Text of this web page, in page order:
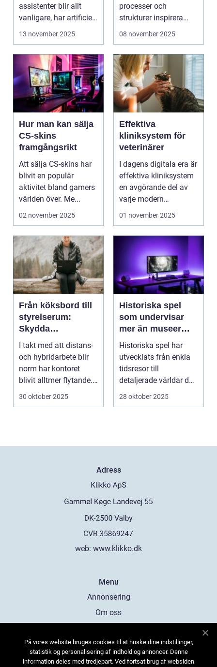
assistenter blir allt
vanligare, har artificiell
intelligens ...
13 november 2025
processer och
strukturer inspirera
hur...
08 november 2025
Hur man kan sälja
CS-skins
framgångsrikt
Att sälja CS-skins har
blivit en populär
aktivitet bland gamers
världen över. Me...
02 november 2025
Effektiva
kliniksystem för
veterinärer
I dagens digitala era är
effektiva kliniksystem
en avgörande del av
varje modern
veterin&a...
01 november 2025
Från köksbord till
styrelserum:
Skydda
företagsdata när
kontoret är överallt
I takt med att distans-
och hybridarbete blir
norm har kontoret
blivit alltmer flytande.
Företa...
30 oktober 2025
Historiska spel
som undervisar
mer än museer
någonsin kan
Historiska spel har
utvecklats från enkla
tidsresor till
detaljerade världar där
spe...
28 oktober 2025
Adress
web: www.klikko.dk
Menu
Annonsering
Om oss
Kontakta oss
Sitemap
På vores website bruges cookies til at huske dine indstillinger,
statistik og personalisering af indhold og annoncer. Denne
information deles med tredjepart. Ved fortsat brug af websiden